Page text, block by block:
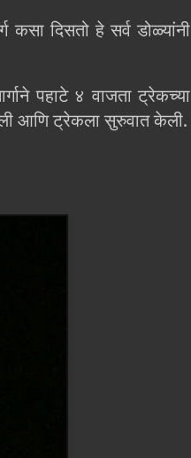
कसा दिसतो हे सर्व डोळ्यांनी
पहाटे ४ वाजता ट्रेकच्या
आणि ट्रेकला सुरुवात केली.